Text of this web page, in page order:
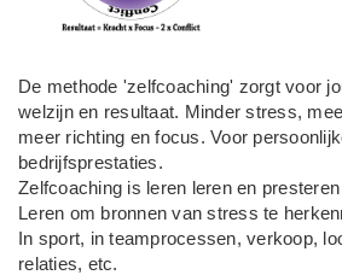
De methode 'zelfcoaching' zorgt voor
welzijn en resultaat. Minder stress,
meer richting en focus. Voor
bedrijfsprestaties.
Zelfcoaching is leren leren en
Leren om bronnen van stress te
In sport, in teamprocessen, verkoop,
relaties, etc.